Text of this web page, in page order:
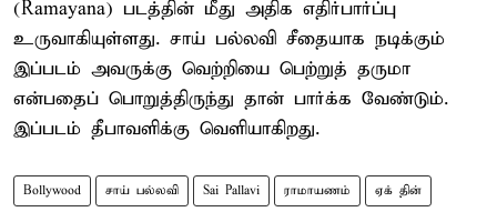
(Ramayana) படத்தின் மீது அதிக எதிர்பார்ப்பு
உருவாகியுள்ளது. சாய் பல்லவி சீதையாக நடிக்கும்
இப்படம் அவருக்கு வெற்றியை பெற்றுத் தருமா
என்பதைப் பொறுத்திருந்து தான் பார்க்க வேண்டும்.
இப்படம் தீபாவளிக்கு வெளியாகிறது.
Bollywood சாய் பல்லவி Sai Pallavi ராமாயணம் ஏக் தின்